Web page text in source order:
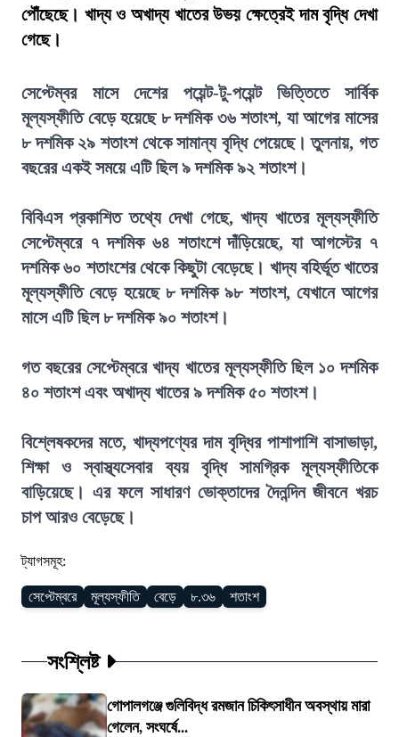
পৌঁছেছে। খাদ্য ও অখাদ্য খাতের উভয় ক্ষেত্রেই দাম বৃদ্ধি দেখা
গেছে।
সেপ্টেম্বর মাসে দেশের পয়েন্ট-টু-পয়েন্ট ভিত্তিতে সার্বিক
মূল্যস্ফীতি বেড়ে হয়েছে ৮ দশমিক ৩৬ শতাংশ, যা আগের মাসের
৮ দশমিক ২৯ শতাংশ থেকে সামান্য বৃদ্ধি পেয়েছে। তুলনায়, গত
বছরের একই সময়ে এটি ছিল ৯ দশমিক ৯২ শতাংশ।
বিবিএস প্রকাশিত তথ্যে দেখা গেছে, খাদ্য খাতের মূল্যস্ফীতি
সেপ্টেম্বরে ৭ দশমিক ৬৪ শতাংশে দাঁড়িয়েছে, যা আগস্টের ৭
দশমিক ৬০ শতাংশের থেকে কিছুটা বেড়েছে। খাদ্য বহির্ভূত খাতের
মূল্যস্ফীতি বেড়ে হয়েছে ৮ দশমিক ৯৮ শতাংশ, যেখানে আগের
মাসে এটি ছিল ৮ দশমিক ৯০ শতাংশ।
গত বছরের সেপ্টেম্বরে খাদ্য খাতের মূল্যস্ফীতি ছিল ১০ দশমিক
৪০ শতাংশ এবং অখাদ্য খাতের ৯ দশমিক ৫০ শতাংশ।
বিশ্লেষকদের মতে, খাদ্যপণ্যের দাম বৃদ্ধির পাশাপাশি বাসাভাড়া,
শিক্ষা ও স্বাস্থ্যসেবার ব্যয় বৃদ্ধি সামগ্রিক মূল্যস্ফীতিকে
বাড়িয়েছে। এর ফলে সাধারণ ভোক্তাদের দৈনন্দিন জীবনে খরচ
চাপ আরও বেড়েছে।
ট্যাগসমূহ:
সেপ্টেম্বরে মূল্যস্ফীতি বেড়ে ৮.৩৬ শতাংশ
সংশ্লিষ্ট
গোপালগঞ্জে গুলিবিদ্ধ রমজান চিকিৎসাধীন অবস্থায় মারা
গেলেন, সংঘর্ষে...